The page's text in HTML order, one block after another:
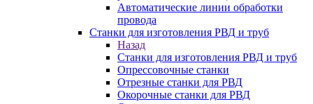
Автоматические линии обработки
провода
Станки для изготовления РВД и труб
Назад
Станки для изготовления РВД и труб
Опрессовочные станки
Отрезные станки для РВД
Окорочные станки для РВД